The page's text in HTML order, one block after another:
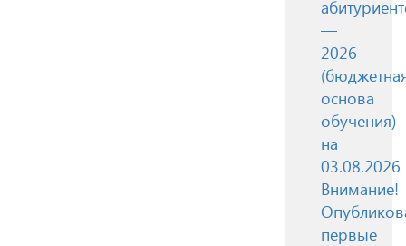
—
2026
основа
обучения)
на
03.08.2026
Внимание!
первые